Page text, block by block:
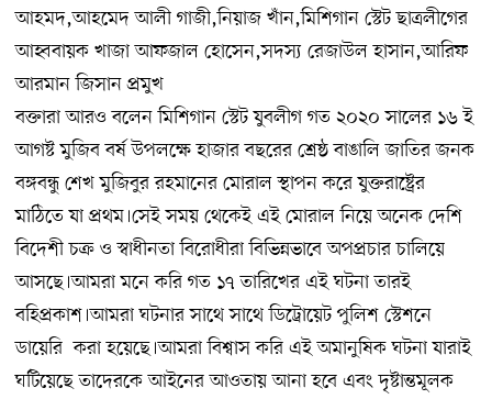
আহমদ,আহমেদ আলী গাজী,নিয়াজ খাঁন,মিশিগান স্টেট ছাত্রলীগের
আহ্ববায়ক খাজা আফজাল হোসেন,সদস্য রেজাউল হাসান,আরিফ
আরমান জিসান প্রমুখ
বক্তারা আরও বলেন মিশিগান স্টেট যুবলীগ গত ২০২০ সালের ১৬ ই
আগষ্ট মুজিব বর্ষ উপলক্ষে হাজার বছরের শ্রেষ্ঠ বাঙালি জাতির জনক
বঙ্গবন্ধু শেখ মুজিবুর রহমানের মোরাল স্থাপন করে যুক্তরাষ্ট্রের
মাঠিতে যা প্রথম।সেই সময় থেকেই এই মোরাল নিয়ে অনেক দেশি
বিদেশী চক্র ও স্বাধীনতা বিরোধীরা বিভিন্নভাবে অপপ্রচার চালিয়ে
আসছে।আমরা মনে করি গত ১৭ তারিখের এই ঘটনা তারই
বহিপ্রকাশ।আমরা ঘটনার সাথে সাথে ডিট্রোয়েট পুলিশ স্টেশনে
ডায়েরি করা হয়েছে।আমরা বিশ্বাস করি এই অমানুষিক ঘটনা যারাই
ঘটিয়েছে তাদেরকে আইনের আওতায় আনা হবে এবং দৃষ্টান্তমূলক